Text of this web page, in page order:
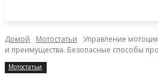
Домой Мотостатьи
Управление
и преимущества. Безопасные способы
Мотостатьи